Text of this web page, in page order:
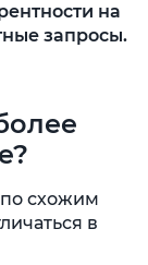
на
запросы.
по схожим
в